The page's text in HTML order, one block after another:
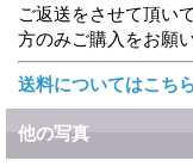
ご返送をさせて頂い
方のみご購入をお願
送料についてはこち
他の写真